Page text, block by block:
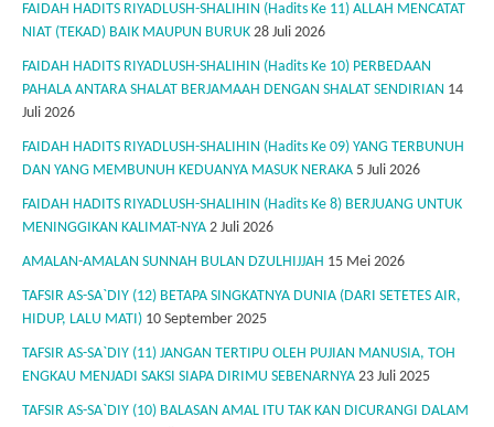
FAIDAH HADITS RIYADLUSH-SHALIHIN (Hadits Ke 11) ALLAH MENCATAT
NIAT (TEKAD) BAIK MAUPUN BURUK 28 Juli 2026
FAIDAH HADITS RIYADLUSH-SHALIHIN (Hadits Ke 10) PERBEDAAN
PAHALA ANTARA SHALAT BERJAMAAH DENGAN SHALAT SENDIRIAN 14
Juli 2026
FAIDAH HADITS RIYADLUSH-SHALIHIN (Hadits Ke 09) YANG TERBUNUH
DAN YANG MEMBUNUH KEDUANYA MASUK NERAKA 5 Juli 2026
FAIDAH HADITS RIYADLUSH-SHALIHIN (Hadits Ke 8) BERJUANG UNTUK
MENINGGIKAN KALIMAT-NYA 2 Juli 2026
AMALAN-AMALAN SUNNAH BULAN DZULHIJJAH 15 Mei 2026
TAFSIR AS-SA`DIY (12) BETAPA SINGKATNYA DUNIA (DARI SETETES AIR,
HIDUP, LALU MATI) 10 September 2025
TAFSIR AS-SA`DIY (11) JANGAN TERTIPU OLEH PUJIAN MANUSIA, TOH
ENGKAU MENJADI SAKSI SIAPA DIRIMU SEBENARNYA 23 Juli 2025
TAFSIR AS-SA`DIY (10) BALASAN AMAL ITU TAK KAN DICURANGI DALAM